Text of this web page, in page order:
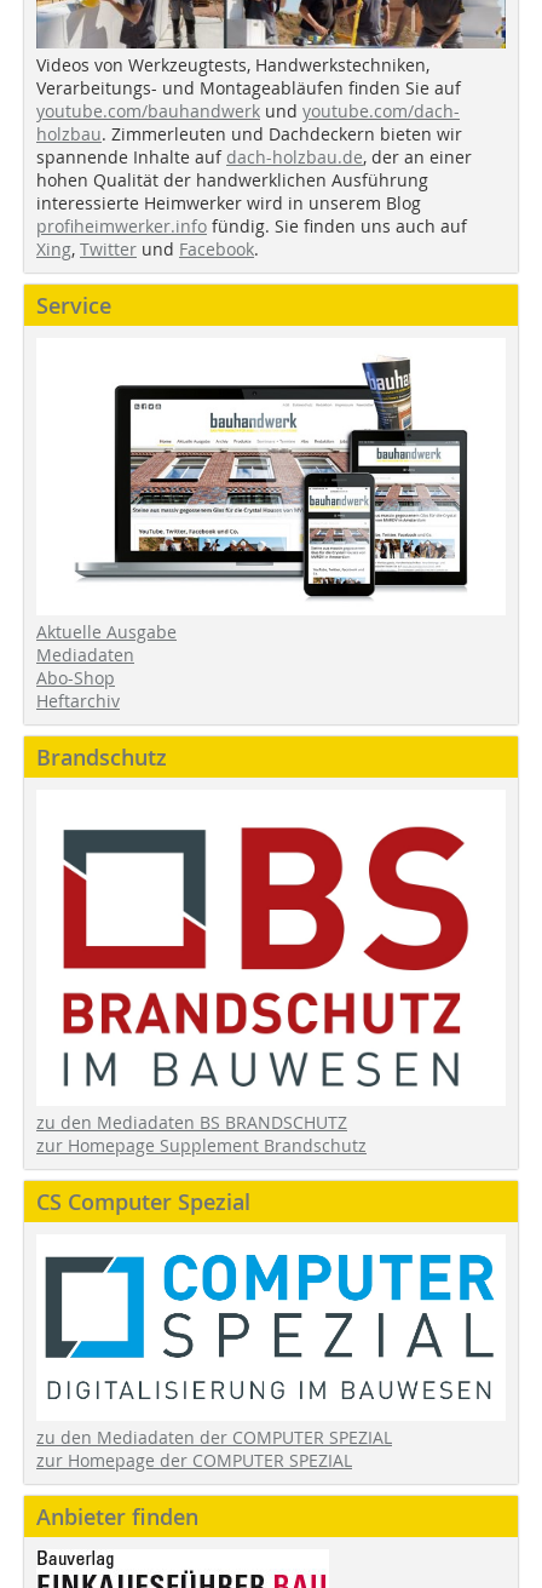
Videos von Werkzeugtests, Handwerkstechniken,
Verarbeitungs- und Montageabläufen finden Sie auf
youtube.com/bauhandwerk und youtube.com/dach-
holzbau. Zimmerleuten und Dachdeckern bieten wir
spannende Inhalte auf dach-holzbau.de, der an einer
hohen Qualität der handwerklichen Ausführung
interessierte Heimwerker wird in unserem Blog
profiheimwerker.info fündig. Sie finden uns auch auf
Xing, Twitter und Facebook.
Service
Aktuelle Ausgabe
Mediadaten
Abo-Shop
Heftarchiv
Brandschutz
zu den Mediadaten BS BRANDSCHUTZ
zur Homepage Supplement Brandschutz
CS Computer Spezial
zu den Mediadaten der COMPUTER SPEZIAL
zur Homepage der COMPUTER SPEZIAL
Anbieter finden